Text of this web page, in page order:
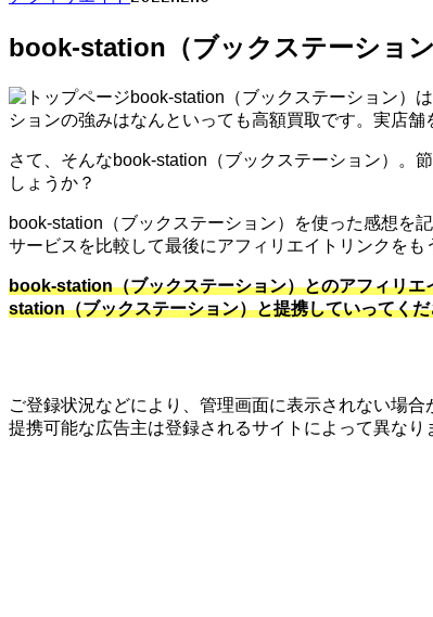
book-station（ブックステーショ
book-station（ブックステーション）
ションの強みはなんといっても高額買取です。実店
さて、そんなbook-station（ブックステーション）。
しょうか？
book-station（ブックステーション）を使った感想を
サービスを比較して最後にアフィリエイトリンクをも
book-station（ブックステーション）とのアフィリエ
station（ブックステーション）と提携していってく
ご登録状況などにより、管理画面に表示されない場合
提携可能な広告主は登録されるサイトによって異なり